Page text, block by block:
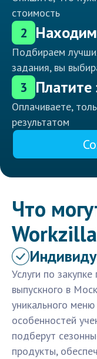
стоимость
2
Подбираем
задания, вы
3 Платите
Оплачиваете,
результатом
Что
Услуги по
выпускного в
уникального
особенностей
подберут
продукты,